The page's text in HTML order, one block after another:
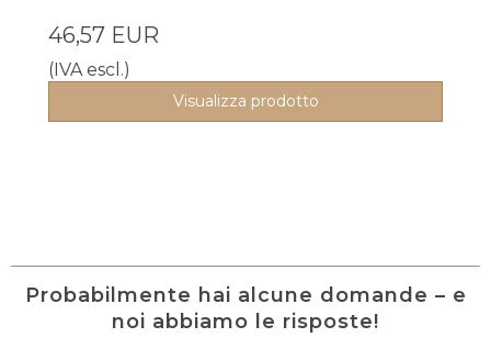
46,57 EUR
(IVA escl.)
Visualizza prodotto
Probabilmente hai alcune domande – e
noi abbiamo le risposte!